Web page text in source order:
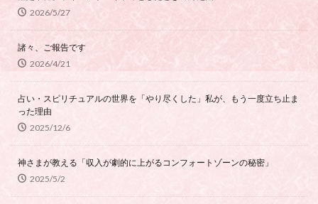
2026/5/27
諸々、ご報告です
2026/4/21
占い・スピリチュアルの世界を「やり尽くした」私が、もう一度立ち止ま
った理由
2025/12/6
神さまが教える「収入が劇的に上がるコンフォートゾーンの秘密」
2025/5/2